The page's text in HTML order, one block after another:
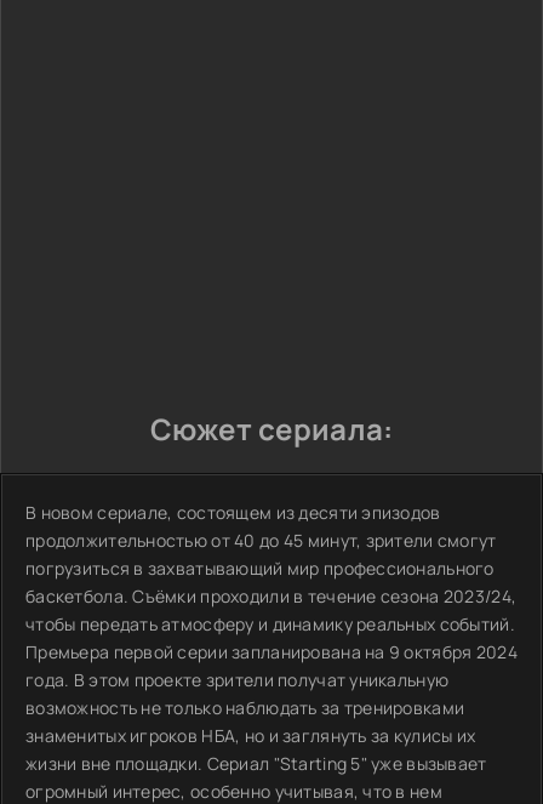
Сюжет сериала:
В новом сериале, состоящем из десяти эпизодов
продолжительностью от 40 до 45 минут, зрители смогут
погрузиться в захватывающий мир профессионального
баскетбола. Съёмки проходили в течение сезона 2023/24,
чтобы передать атмосферу и динамику реальных событий.
Премьера первой серии запланирована на 9 октября 2024
года. В этом проекте зрители получат уникальную
возможность не только наблюдать за тренировками
знаменитых игроков НБА, но и заглянуть за кулисы их
жизни вне площадки. Сериал "Starting 5" уже вызывает
огромный интерес, особенно учитывая, что в нем